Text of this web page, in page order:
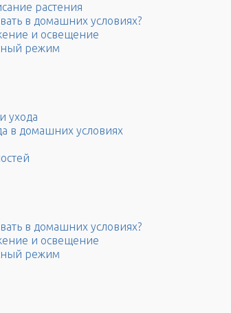
растения
в домашних условиях?
и освещение
режим
ухода
в домашних условиях
в домашних условиях?
и освещение
режим